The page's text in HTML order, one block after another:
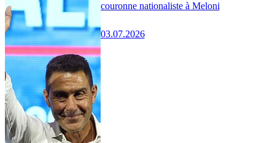
couronne nationaliste à Meloni
03.07.2026